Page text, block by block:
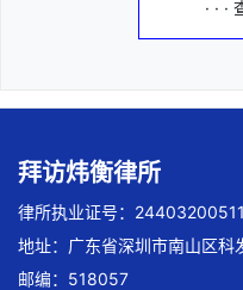
· · ·
拜访炜衡律所
律所执业证号：
地址：广东省深圳市南山区
邮编：518057